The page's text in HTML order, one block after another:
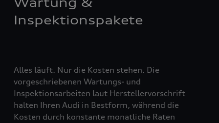
Inspektionspakete
Alles läuft. Nur die Kosten stehen. Die
vorgeschriebenen Wartungs- und
Inspektionsarbeiten laut Herstellervorschrift
halten Ihren Audi in Bestform, während die
Kosten durch konstante monatliche Raten